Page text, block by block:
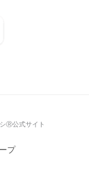
Ⓡ公式サイト
プ